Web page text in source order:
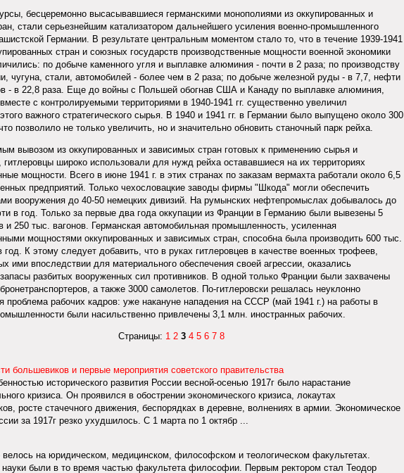
бесцеремонно высасывавшиеся германскими монополиями из оккупированных и
стали серьезнейшим катализатором дальнейшего усиления военно-промышленного
Германии. В результате центральным моментом стало то, что в течение 1939-1941
стран и союзных государств производственные мощности военной экономики
по добыче каменного угля и выплавке алюминия - почти в 2 раза; по производству
чугуна, стали, автомобилей - более чем в 2 раза; по добыче железной руды - в 7,7, нефти
- в 22,8 раза. Еще до войны с Польшей обогнав США и Канаду по выплавке алюминия,
с контролируемыми территориями в 1940-1941 гг. существенно увеличил
важного стратегического сырья. В 1940 и 1941 гг. в Германии было выпущено около 300
позволило не только увеличить, но и значительно обновить станочный парк рейха.
вывозом из оккупированных и зависимых стран готовых к применению сырья и
гитлеровцы широко использовали для нужд рейха остававшиеся на их территориях
мощности. Всего в июне 1941 г. в этих странах по заказам вермахта работали около 6,5
предприятий. Только чехословацкие заводы фирмы "Шкода" могли обеспечить
вооружения до 40-50 немецких дивизий. На румынских нефтепромыслах добывалось до
в год. Только за первые два года оккупации из Франции в Германию были вывезены 5
и 250 тыс. вагонов. Германская автомобильная промышленность, усиленная
мощностями оккупированных и зависимых стран, способна была производить 600 тыс.
год. К этому следует добавить, что в руках гитлеровцев в качестве военных трофеев,
ими впоследствии для материального обеспечения своей агрессии, оказались
разбитых вооруженных сил противников. В одной только Франции были захвачены
а также 3000 самолетов. По-гитлеровски решалась неуклонно
проблема рабочих кадров: уже накануне нападения на СССР (май 1941 г.) на работы в
были насильственно привлечены 3,1 млн. иностранных рабочих.
Страницы: 1 2 3 4 5 6 7 8
большевиков и первые мероприятия советского правительства
исторического развития России весной-осенью 1917г было нарастание
кризиса. Он проявился в обострении экономического кризиса, локаутах
росте стачечного движения, беспорядках в деревне, волнениях в армии. Экономическое
за 1917г резко ухудшилось. С 1 марта по 1 октябр ...
велось на юридическом, медицинском, философском и теологическом факультетах.
науки были в то время частью факультета философии. Первым ректором стал Теодор